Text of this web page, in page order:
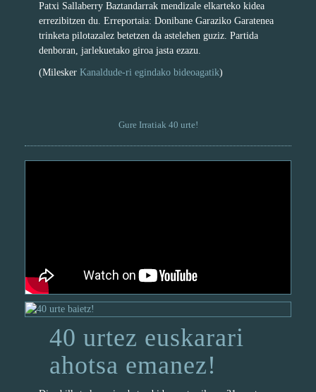
Patxi Sallaberry Baztandarrak mendizale elkarteko kidea
errezibitzen du. Erreportaia: Donibane Garaziko Garatenea
trinketa pilotazalez betetzen da astelehen guziz. Partida
denboran, jarlekuetako giroa jasta ezazu.
(Milesker Kanaldude-ri egindako bideoagatik)
Gure Irratiak 40 urte!
40 urtez euskarari
ahotsa emanez!